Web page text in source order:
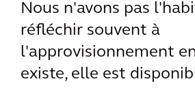
Nous n'avons pas
réfléchir souvent à
l'approvisionnement
existe, elle est